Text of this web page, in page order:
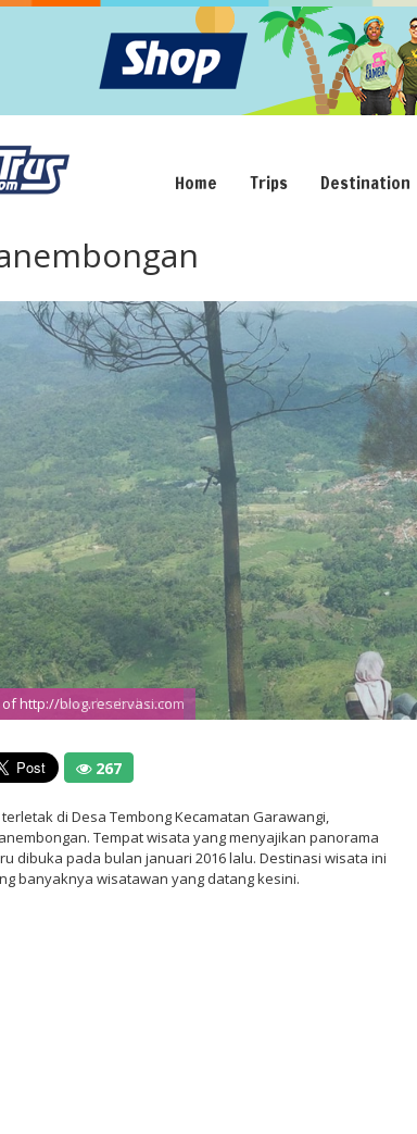
Home Trips Destination
http://blog.reservasi.com
267
di Desa Tembong Kecamatan Garawangi,
Tempat wisata yang menyajikan panorama
dibuka pada bulan januari 2016 lalu. Destinasi wisata ini
banyaknya wisatawan yang datang kesini.